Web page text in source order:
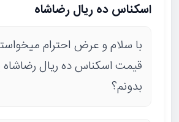
اسکناس ده ریال رضاشاه
با سلام و عرض احترام
قیمت اسکناس ده ریال
بدونم؟